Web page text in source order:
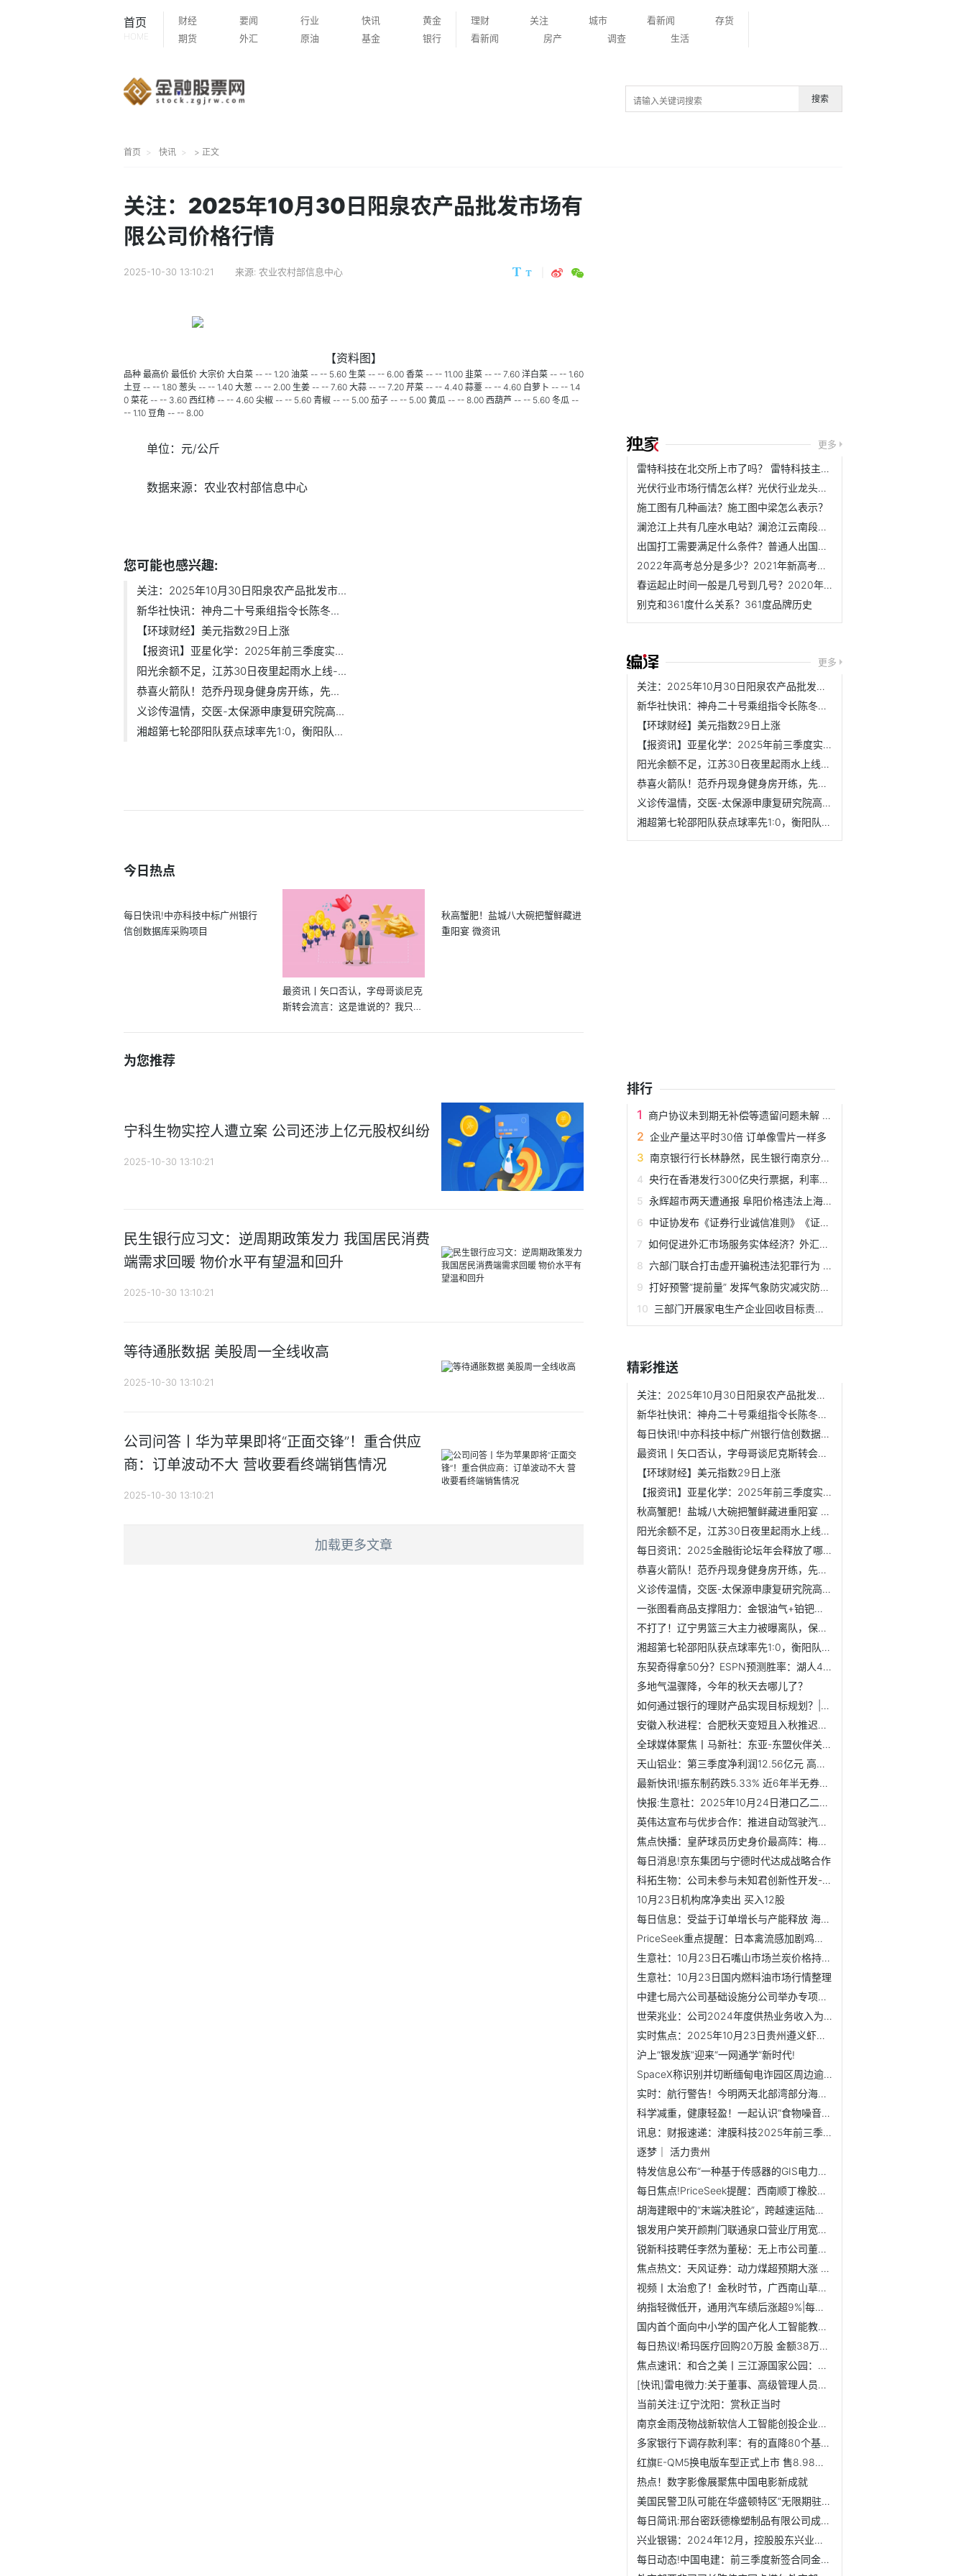
首页
HOME
财经 要闻 行业 快讯
黄金
期货
外汇 原油 基金 银行
理财 关注 城市 看新闻
存货
看新闻
房产 调查 生活
搜索
首页 快讯 > 正文
关注：2025年10月30日阳泉农产品批发市场有
限公司价格行情
2025-10-30 13:10:21 来源: 农业农村部信息中心
【资料图】
品种 最高价 最低价 大宗价 大白菜 -- -- 1.20 油菜 -- -- 5.60 生菜 -- -- 6.00 香菜 -- -- 11.00 韭菜 -- -- 7.60 洋白菜 -- -- 1.60
土豆 -- -- 1.80 葱头 -- -- 1.40 大葱 -- -- 2.00 生姜 -- -- 7.60 大蒜 -- -- 7.20 芹菜 -- -- 4.40 蒜薹 -- -- 4.60 白萝卜 -- -- 1.4
0 菜花 -- -- 3.60 西红柿 -- -- 4.60 尖椒 -- -- 5.60 青椒 -- -- 5.00 茄子 -- -- 5.00 黄瓜 -- -- 8.00 西葫芦 -- -- 5.60 冬瓜 --
-- 1.10 豆角 -- -- 8.00
单位：元/公斤
数据来源：农业农村部信息中心
您可能也感兴趣:
关注：2025年10月30日阳泉农产品批发市...
新华社快讯：神舟二十号乘组指令长陈冬...
【环球财经】美元指数29日上涨
【报资讯】亚星化学：2025年前三季度实...
阳光余额不足，江苏30日夜里起雨水上线-...
恭喜火箭队！范乔丹现身健身房开练，先...
义诊传温情，交医-太保源申康复研究院高...
湘超第七轮邵阳队获点球率先1:0，衡阳队...
今日热点
每日快讯!中亦科技中标广州银行
信创数据库采购项目
最资讯丨矢口否认，字母哥谈尼克
斯转会流言：这是谁说的？我只代
秋高蟹肥！盐城八大碗把蟹鲜藏进
重阳宴 微资讯
为您推荐
宁科生物实控人遭立案 公司还涉上亿元股权纠纷
2025-10-30 13:10:21
民生银行应习文：逆周期政策发力 我国居民消费
端需求回暖 物价水平有望温和回升
2025-10-30 13:10:21
等待通胀数据 美股周一全线收高
2025-10-30 13:10:21
公司问答丨华为苹果即将“正面交锋”！重合供应
商：订单波动不大 营收要看终端销售情况
2025-10-30 13:10:21
加载更多文章
更多
雷特科技在北交所上市了吗？ 雷特科技主营业务是什么？
光伏行业市场行情怎么样？光伏行业龙头公司下半年表现如何？
施工图有几种画法？施工图中梁怎么表示？
澜沧江上共有几座水电站？澜沧江云南段水电站介绍
出国打工需要满足什么条件？普通人出国打工需要办理哪些手续？
2022年高考总分是多少？2021年新高考满分是多少？
春运起止时间一般是几号到几号？2020年春运起止时间表
别克和361度什么关系？361度品牌历史
更多
关注：2025年10月30日阳泉农产品批发市场有限公司价格行情
新华社快讯：神舟二十号乘组指令长陈冬成为首个在轨驻留时间...
【环球财经】美元指数29日上涨
【报资讯】亚星化学：2025年前三季度实现营业总收入6.41亿元
阳光余额不足，江苏30日夜里起雨水上线-聚看点
恭喜火箭队！范乔丹现身健身房开练，先从力量练起，恢复堪称神速
义诊传温情，交医-太保源申康复研究院高级医疗专家团大型义诊...
湘超第七轮邵阳队获点球率先1:0，衡阳队粉丝大喊“搞回来！”
排行
商户协议未到期无补偿等遗留问题未解 乐多港正式闭店
企业产量达平时30倍 订单像雪片一样多
南京银行行长林静然，民生银行南京分行一把手
央行在香港发行300亿央行票据，利率下降30-35bp
永辉超市两天遭通报 阜阳价格违法上海抽检不合格
中证协发布《证券行业诚信准则》《证券行业执业声誉信息管理...
如何促进外汇市场服务实体经济？外汇局发文明确
六部门联合打击虚开骗税违法犯罪行为 专家：确保最大限度发挥...
打好预警“提前量” 发挥气象防灾减灾防线作用
三部门开展家电生产企业回收目标责任制行动 6家企业预计回收1...
精彩推送
关注：2025年10月30日阳泉农产品批发市场有限公司价格行情
新华社快讯：神舟二十号乘组指令长陈冬成为首个在轨驻留时间...
每日快讯!中亦科技中标广州银行信创数据库采购项目
最资讯丨矢口否认，字母哥谈尼克斯转会流言：这是谁说的？我...
【环球财经】美元指数29日上涨
【报资讯】亚星化学：2025年前三季度实现营业总收入6.41亿元
秋高蟹肥！盐城八大碗把蟹鲜藏进重阳宴 微资讯
阳光余额不足，江苏30日夜里起雨水上线-聚看点
每日资讯：2025金融街论坛年会释放了哪些重要政策信号？
恭喜火箭队！范乔丹现身健身房开练，先从力量练起，恢复堪称神速
义诊传温情，交医-太保源申康复研究院高级医疗专家团大型义诊...
一张图看商品支撑阻力：金银油气+铂钯铜农产品期货(202510月2...
不打了！辽宁男篮三大主力被曝离队，保送广东队躺着夺冠！
湘超第七轮邵阳队获点球率先1:0，衡阳队粉丝大喊“搞回来！”
东契奇得拿50分？ESPN预测胜率：湖人48.4%，国王51.6% 微速讯
多地气温骤降，今年的秋天去哪儿了？
如何通过银行的理财产品实现目标规划？|每日热点
安徽入秋进程：合肥秋天变短且入秋推迟，全省南北差异显著
全球媒体聚焦丨马新社：东亚-东盟伙伴关系迈入新阶段
天山铝业：第三季度净利润12.56亿元 高分红承诺凸显长期价值-快看
最新快讯!振东制药跌5.33% 近6年半无券商研报
快报:生意社：2025年10月24日港口乙二醇现货合约近期基差走强
英伟达宣布与优步合作：推进自动驾驶汽车技术研发！
焦点快播：皇萨球员历史身价最高阵：梅西姆巴佩亚马尔领衔，C...
每日消息!京东集团与宁德时代达成战略合作
科拓生物：公司未参与未知君创新性开发-每日精选
10月23日机构席净卖出 买入12股
每日信息：受益于订单增长与产能释放 海泰科前三季度营收净...
PriceSeek重点提醒：日本禽流感加剧鸡蛋价格上行风险
生意社：10月23日石嘴山市场兰炭价格持稳运行 最新
生意社：10月23日国内燃料油市场行情整理
中建七局六公司基础设施分公司举办专项健康讲座
世荣兆业：公司2024年度供热业务收入为2.52亿元，占营业总收...
实时焦点：2025年10月23日贵州遵义虾子辣椒批发市场价格行情
沪上“银发族”迎来“一网通学”新时代!
SpaceX称识别并切断缅甸电诈园区周边逾2500台“星链”设备
实时：航行警告！今明两天北部湾部分海域实弹射击 禁止驶入
科学减重，健康轻盈！一起认识“食物噪音” 焦点热讯
讯息：财报速递：津膜科技2025年前三季度净利润134.10万元
逐梦｜ 活力贵州
特发信息公布“一种基于传感器的GIS电力设备局部放电定位装置...
每日焦点!PriceSeek提醒：西南顺丁橡胶现货小幅上行
胡海建眼中的“末端决胜论”，跨越速运陆运体系如何做到“快...
银发用户笑开颜荆门联通泉口营业厅用宽带架起温情“网”事_热讯
锐新科技聘任李然为董秘：无上市公司董秘工作经验 热头条
焦点热文：天风证券：动力煤超预期大涨 上调年内目标价至750...
视频丨太治愈了！金秋时节，广西南山草原风景如画 当前关注
纳指轻微低开，通用汽车绩后涨超9%|每日视点
国内首个面向中小学的国产化人工智能教室正式落成揭牌
每日热议!希玛医疗回购20万股 金额38万港元
焦点速讯：和合之美丨三江源国家公园：高原净土的丰盈与浪漫
[快讯]雷电微力:关于董事、高级管理人员减持股份计划期间届满...
当前关注:辽宁沈阳：赏秋正当时
南京金雨茂物战新软信人工智能创投企业登记成立
多家银行下调存款利率：有的直降80个基点 有的“存三年不如...
红旗E-QM5换电版车型正式上市 售8.98万元
热点！数字影像展聚焦中国电影新成就
美国民警卫队可能在华盛顿特区“无限期驻留”|每日快看
每日简讯:邢台密跃德橡塑制品有限公司成立 注册资本30万人民币
兴业银锡：2024年12月，控股股东兴业集团已将其子公司布敦银...
每日动态!中国电建：前三季度新签合同金额同比增长5.04%